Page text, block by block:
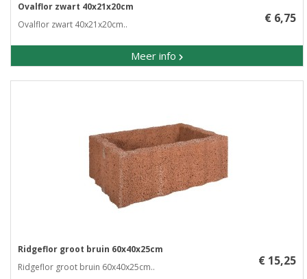
Ovalflor zwart 40x21x20cm
Ovalflor zwart 40x21x20cm..
Meer info
€ 6,75
Ridgeflor groot bruin 60x40x25cm
Ridgeflor groot bruin 60x40x25cm..
€ 15,25